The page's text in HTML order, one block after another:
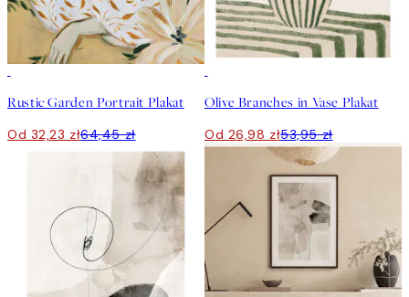
Rustic Garden Portrait Plakat
Od 32,23 zł64,45 zł
Olive Branches in Vase Plakat
Od 26,98 zł53,95 zł